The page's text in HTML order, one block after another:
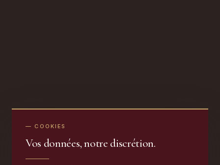
— COOKIES
Vos données, notre discrétion.